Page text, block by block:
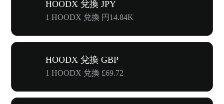
HOODX 兌換 JPY
1 HOODX 兌換 円14.84K
HOODX 兌換 GBP
1 HOODX 兌換 £69.72